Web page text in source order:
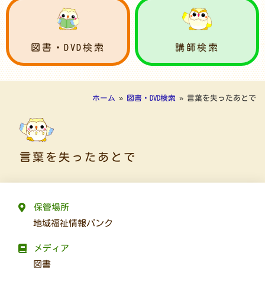
図書・DVD検索 講師検索
ホーム » 図書・DVD検索 » 言葉を失ったあとで
言葉を失ったあとで
保管場所
地域福祉情報バンク
メディア
図書